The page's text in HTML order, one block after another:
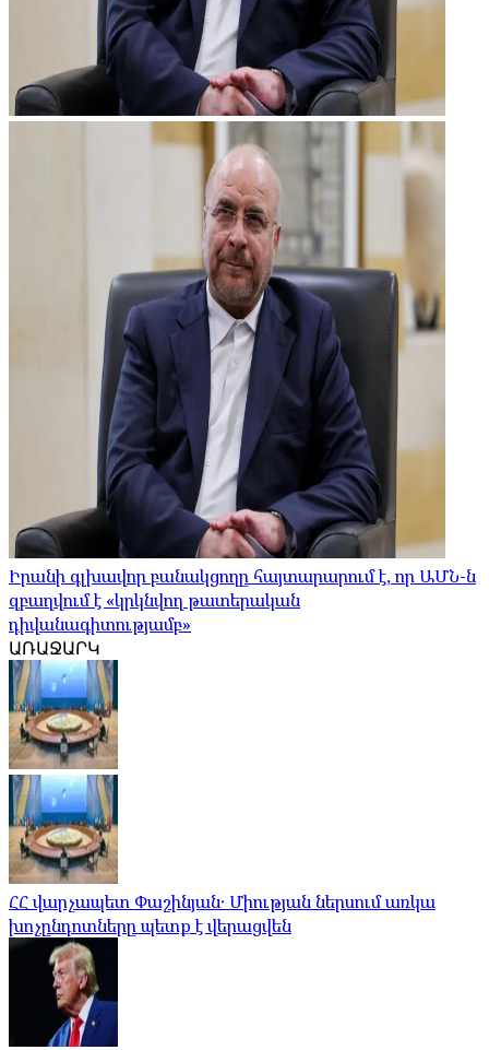
Իրանի գլխավոր բանակցողը հայտարարում է, որ ԱՄՆ-ն
զբաղվում է «կրկնվող թատերական
դիվանագիտությամբ»
ԱՌԱՋԱՐԿ
ՀՀ վարչապետ Փաշինյան․ Միության ներսում առկա
խոչընդոտները պետք է վերացվեն